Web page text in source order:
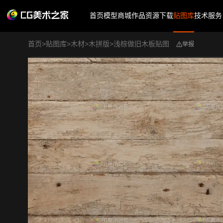
首页模型商城作品资源下载贴图库技术服务
首页>贴图库>木材>木拼版>浅棕做旧木板贴图 举报